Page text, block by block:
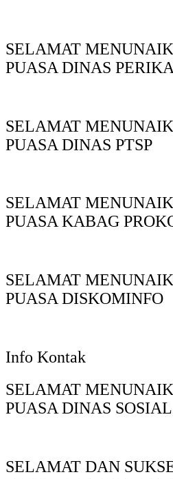
SELAMAT
PUASA DINAS
SELAMAT
PUASA DINAS PTSP
SELAMAT
PUASA KABAG
SELAMAT
PUASA DISKOMINFO
Info Kontak
SELAMAT
PUASA DINAS SOSIAL
SELAMAT DAN